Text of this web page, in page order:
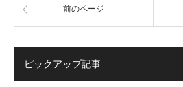
前のページ
ピックアップ記事